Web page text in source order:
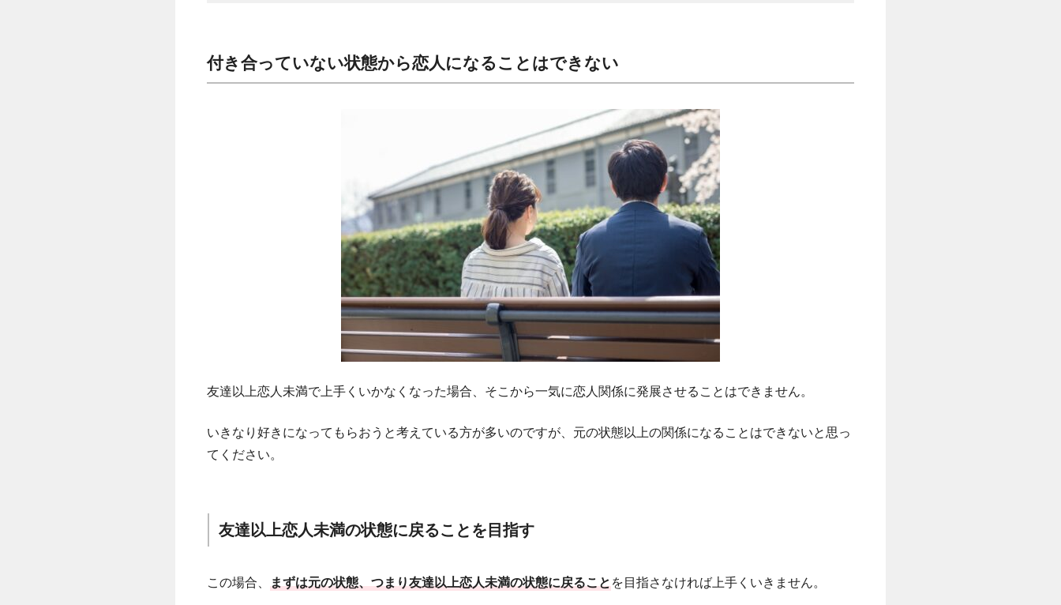
付き合っていない状態から恋人になることはできない
友達以上恋人未満で上手くいかなくなった場合、そこから一気に恋人関係に発展させることはできません。
いきなり好きになってもらおうと考えている方が多いのですが、元の状態以上の関係になることはできないと思っ
てください。
友達以上恋人未満の状態に戻ることを目指す
この場合、 まずは元の状態、つまり友達以上恋人未満の状態に戻ること を目指さなければ上手くいきません。